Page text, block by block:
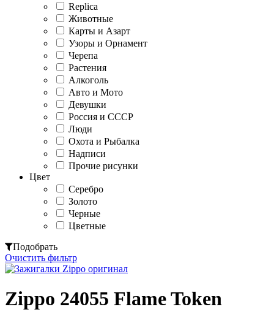
Replica
Животные
Карты и Азарт
Узоры и Орнамент
Черепа
Растения
Алкоголь
Авто и Мото
Девушки
Россия и СССР
Люди
Охота и Рыбалка
Надписи
Прочие рисунки
Цвет
Серебро
Золото
Черные
Цветные
Подобрать
Очистить фильтр
Zippo 24055 Flame Token